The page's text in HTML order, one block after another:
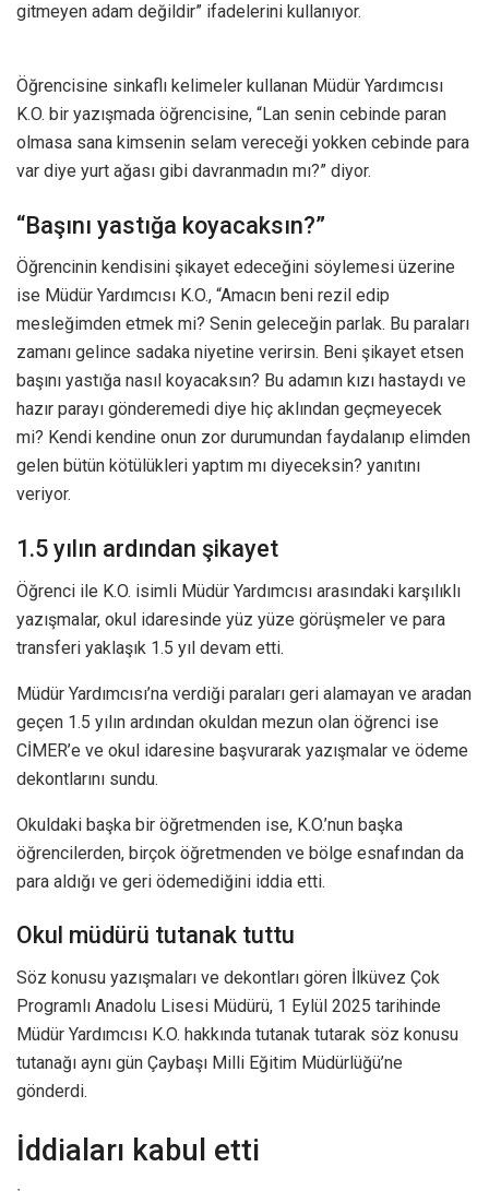
gitmeyen adam değildir” ifadelerini kullanıyor.
Öğrencisine sinkaflı kelimeler kullanan Müdür Yardımcısı
K.O. bir yazışmada öğrencisine, “Lan senin cebinde paran
olmasa sana kimsenin selam vereceği yokken cebinde para
var diye yurt ağası gibi davranmadın mı?” diyor.
“Başını yastığa koyacaksın?”
Öğrencinin kendisini şikayet edeceğini söylemesi üzerine
ise Müdür Yardımcısı K.O., “Amacın beni rezil edip
mesleğimden etmek mi? Senin geleceğin parlak. Bu paraları
zamanı gelince sadaka niyetine verirsin. Beni şikayet etsen
başını yastığa nasıl koyacaksın? Bu adamın kızı hastaydı ve
hazır parayı gönderemedi diye hiç aklından geçmeyecek
mi? Kendi kendine onun zor durumundan faydalanıp elimden
gelen bütün kötülükleri yaptım mı diyeceksin? yanıtını
veriyor.
1.5 yılın ardından şikayet
Öğrenci ile K.O. isimli Müdür Yardımcısı arasındaki karşılıklı
yazışmalar, okul idaresinde yüz yüze görüşmeler ve para
transferi yaklaşık 1.5 yıl devam etti.
Müdür Yardımcısı’na verdiği paraları geri alamayan ve aradan
geçen 1.5 yılın ardından okuldan mezun olan öğrenci ise
CİMER’e ve okul idaresine başvurarak yazışmalar ve ödeme
dekontlarını sundu.
Okuldaki başka bir öğretmenden ise, K.O.’nun başka
öğrencilerden, birçok öğretmenden ve bölge esnafından da
para aldığı ve geri ödemediğini iddia etti.
Okul müdürü tutanak tuttu
Söz konusu yazışmaları ve dekontları gören İlküvez Çok
Programlı Anadolu Lisesi Müdürü, 1 Eylül 2025 tarihinde
Müdür Yardımcısı K.O. hakkında tutanak tutarak söz konusu
tutanağı aynı gün Çaybaşı Milli Eğitim Müdürlüğü’ne
gönderdi.
İddiaları kabul etti